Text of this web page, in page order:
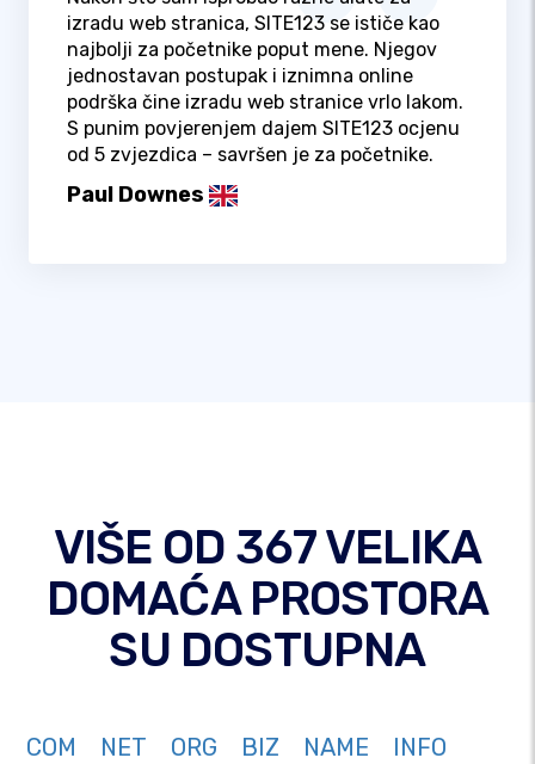
izradu web stranica, SITE123 se ističe kao
najbolji za početnike poput mene. Njegov
jednostavan postupak i iznimna online
podrška čine izradu web stranice vrlo lakom.
S punim povjerenjem dajem SITE123 ocjenu
od 5 zvjezdica – savršen je za početnike.
Paul Downes
VIŠE OD 367 VELIKA
DOMAĆA PROSTORA
SU DOSTUPNA
COM NET ORG BIZ NAME
INFO